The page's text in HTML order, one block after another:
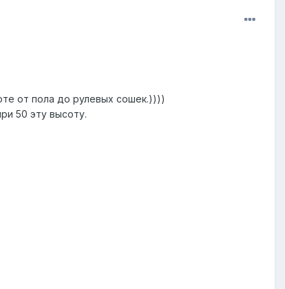
от пола до рулевых сошек.))))
50 эту высоту.